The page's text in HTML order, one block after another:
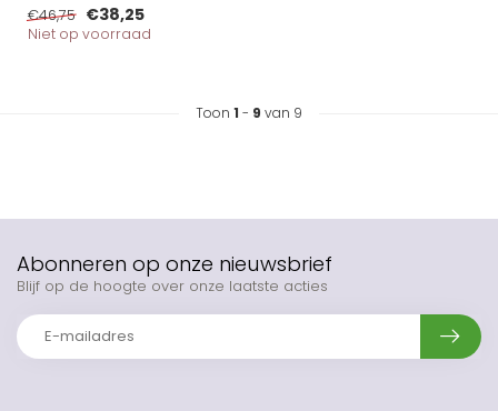
€46,75 €38,25
Niet op voorraad
Toon 1 - 9 van 9
Abonneren op onze nieuwsbrief
Blijf op de hoogte over onze laatste acties